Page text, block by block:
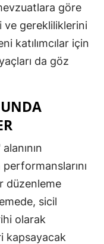
göre
ve gerekliliklerini
katılımcılar için
da göz
düzenleme
sicil
olarak
kapsayacak